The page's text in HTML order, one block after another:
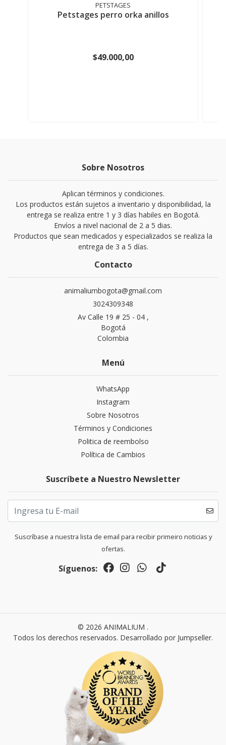
PETSTAGES
Petstages perro orka anillos
$49.000,00
Sobre Nosotros
Aplican términos y condiciones.
Los productos están sujetos a inventario y disponibilidad, la
entrega se realiza entre 1 y 3 días habiles en Bogotá.
Envíos a nivel nacional de 2 a 5 dias.
Productos que sean medicados y especializados se realiza la
entrega de 3 a 5 días.
Contacto
animaliumbogota@gmail.com
3024309348
Av Calle 19 # 25 - 04 ,
Bogotá
Colombia
Menú
WhatsApp
Instagram
Sobre Nosotros
Términos y Condiciones
Politica de reembolso
Política de Cambios
Suscríbete a Nuestro Newsletter
Suscríbase a nuestra lista de email para recibir primeiro noticias y
ofertas.
Síguenos:
© 2026 ANIMALIUM .
Todos los derechos reservados. Desarrollado por Jumpseller.